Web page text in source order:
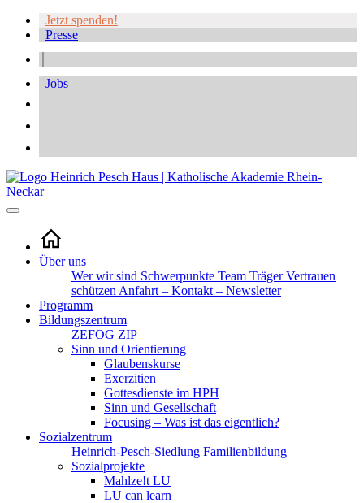
Jetzt spenden!
Presse
Jobs
Über uns
Wer wir sind Schwerpunkte Team TrägerVertrauen
schützen Anfahrt – Kontakt – Newsletter
Programm
Bildungszentrum
ZEFOG ZIP
Sinn und Orientierung
Glaubenskurse
Exerzitien
Gottesdienste im HPH
Sinn und Gesellschaft
Focusing – Was ist das eigentlich?
Sozialzentrum
Heinrich-Pesch-Siedlung Familienbildung
Sozialprojekte
Mahlze!t LU
LU can learn